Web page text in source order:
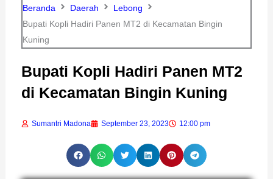
Beranda Daerah
Lebong
Bupati Kopli Hadiri Panen MT2 di Kecamatan Bingin
Kuning
Bupati Kopli Hadiri Panen MT2
di Kecamatan Bingin Kuning
Sumantri Madona September 23, 2023 12:00 pm